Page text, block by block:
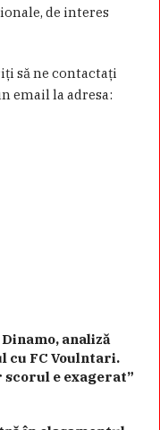
de interes
să ne contactaţi
email la adresa:
analiză
cu FC Voulntari.
scorul e exagerat”